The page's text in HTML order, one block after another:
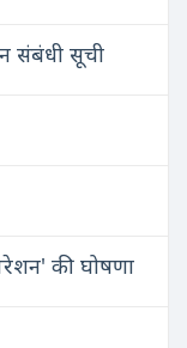
संबंधी सूची
की घोषणा